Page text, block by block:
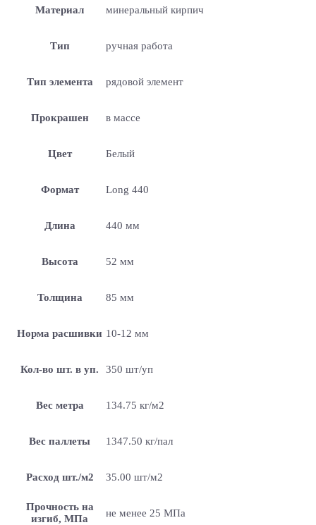
Материал минеральный кирпич
Тип ручная работа
Тип элемента рядовой элемент
Прокрашен в массе
Цвет Белый
Формат Long 440
Длина 440 мм
Высота 52 мм
Толщина 85 мм
Норма расшивки 10-12 мм
Кол-во шт. в уп. 350 шт/уп
Вес метра 134.75 кг/м2
Вес паллеты 1347.50 кг/пал
Расход шт./м2 35.00 шт/м2
Прочность на
изгиб, МПа
не менее 25 МПа